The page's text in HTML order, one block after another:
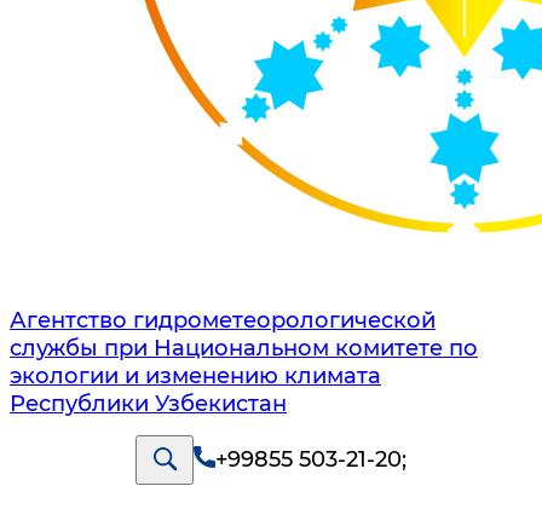
Агентство гидрометеорологической
службы при Национальном комитете по
экологии и изменению климата
Республики Узбекистан
+99855 503-21-20;